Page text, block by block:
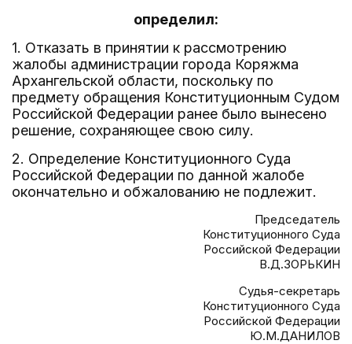
определил:
1. Отказать в принятии к рассмотрению
жалобы администрации города Коряжма
Архангельской области, поскольку по
предмету обращения Конституционным Судом
Российской Федерации ранее было вынесено
решение, сохраняющее свою силу.
2. Определение Конституционного Суда
Российской Федерации по данной жалобе
окончательно и обжалованию не подлежит.
Председатель
Конституционного Суда
Российской Федерации
В.Д.ЗОРЬКИН
Судья-секретарь
Конституционного Суда
Российской Федерации
Ю.М.ДАНИЛОВ